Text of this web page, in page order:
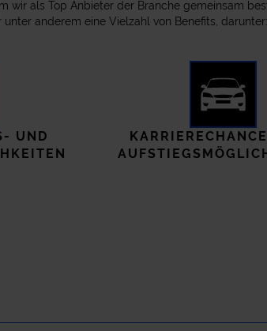
wir als Top Anbieter der Branche gemeinsam
unter anderem eine Vielzahl von Benefits, darunter:
UND